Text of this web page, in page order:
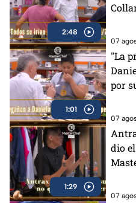
2:48
07
1:01
"La
por
07
1:29
dio
07